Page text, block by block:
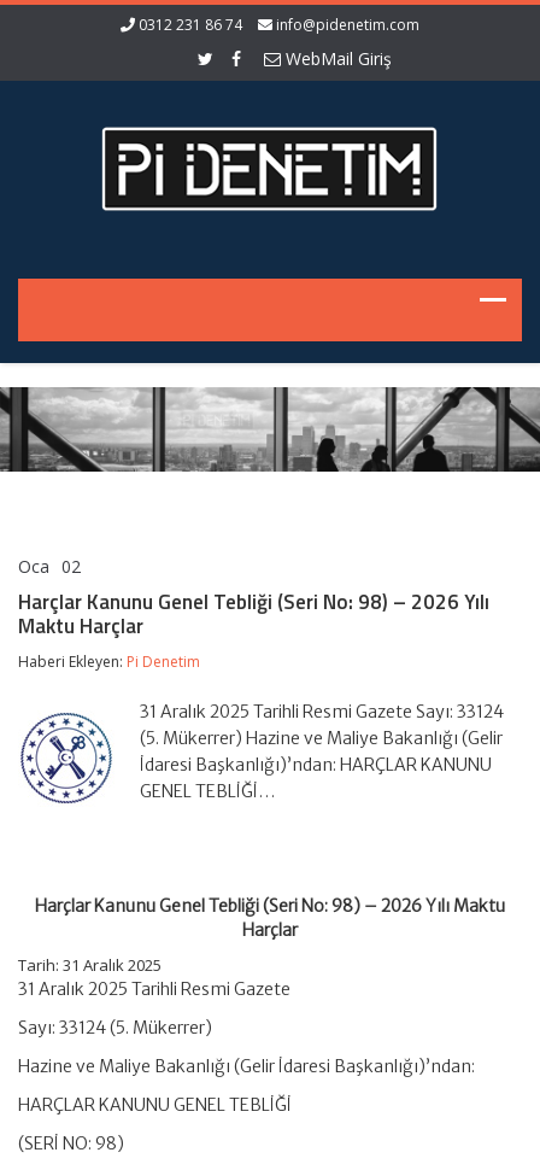
0312 231 86 74 info@pidenetim.com
WebMail Giriş
Oca 02
Genel
Tebliği
No:
Yılı
Maktu
Harçlar
Harçlar Kanunu Genel Tebliği (Seri No: 98) – 2026 Yılı
Maktu Harçlar
Haberi Ekleyen: Pi Denetim
31 Aralık 2025 Tarihli Resmi Gazete Sayı: 33124
(5. Mükerrer) Hazine ve Maliye Bakanlığı (Gelir
İdaresi Başkanlığı)’ndan: HARÇLAR KANUNU
GENEL TEBLİĞİ…
Harçlar Kanunu Genel Tebliği (Seri No: 98) – 2026 Yılı Maktu
Harçlar
Tarih: 31 Aralık 2025
31 Aralık 2025 Tarihli Resmi Gazete
Sayı: 33124 (5. Mükerrer)
Hazine ve Maliye Bakanlığı (Gelir İdaresi Başkanlığı)’ndan:
HARÇLAR KANUNU GENEL TEBLİĞİ
(SERİ NO: 98)